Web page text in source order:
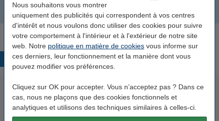
Nous souhaitons vous montrer
uniquement des publicités qui correspondent à vos centres
d'intérêt et nous voulons donc utiliser des cookies pour suivre
votre comportement à l'intérieur et à l'extérieur de notre site
web. Notre politique en matière de cookies vous informe sur
ces derniers, leur fonctionnement et la manière dont vous
pouvez modifier vos préférences.
Cliquez sur OK pour accepter. Vous n’acceptez pas ? Dans ce
cas, nous ne plaçons que des cookies fonctionnels et
analytiques et utilisons des techniques similaires à celles-ci.
Gants de ménage
Produits populaires